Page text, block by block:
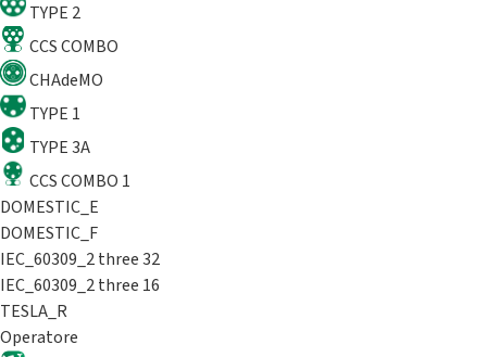
TYPE 2
CCS COMBO
CHAdeMO
TYPE 1
TYPE 3A
CCS COMBO 1
DOMESTIC_E
DOMESTIC_F
IEC_60309_2 three 32
IEC_60309_2 three 16
TESLA_R
Operatore